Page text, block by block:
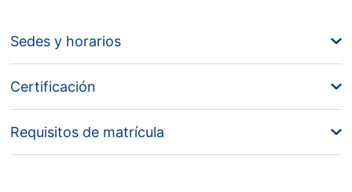
Sedes y horarios
Certificación
Requisitos de matrícula